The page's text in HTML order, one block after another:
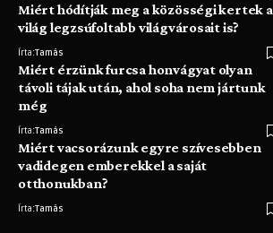
Miért hódítják meg a közösségi kertek a
világ legzsúfoltabb világvárosait is?
Írta:Tamás
Miért érzünk furcsa honvágyat olyan
távoli tájak után, ahol soha nem jártunk
még
Írta:Tamás
Miért vacsorázunk egyre szívesebben
vadidegen emberekkel a saját
otthonukban?
Írta:Tamás